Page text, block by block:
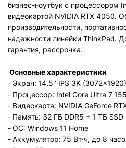
бизнес-ноутбук с процессором
видеокартой NVIDIA RTX 4050.
производительности,
надежности линейки ThinkPad.
гарантия, рассрочка.
Основные характеристики
- Экран: 14.5" IPS 3K
- Процессор: Intel Core Ultra 7
- Видеокарта: NVIDIA GeForce
- Память: 32 ГБ DDR5 + 1 ТБ
- ОС: Windows 11 Home
- Аккумулятор: 75 Вт·ч, до 8